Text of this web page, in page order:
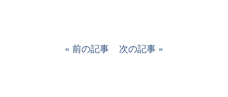
前の記事 次の記事